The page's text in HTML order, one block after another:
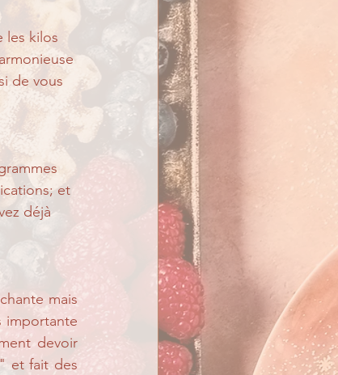
les kilos
de vous
et
déjà
mais
importante
devoir
et fait des